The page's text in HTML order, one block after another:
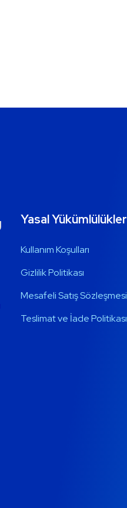
Yasal Yükümlülükler
Kullanım Koşulları
Gizlilik Politikası
Mesafeli Satış Sözleşmesi
Teslimat ve İade Politikası